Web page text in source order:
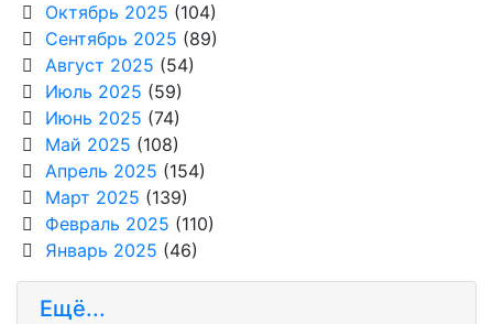
Октябрь 2025 (104)
Сентябрь 2025 (89)
Август 2025 (54)
Июль 2025 (59)
Июнь 2025 (74)
Май 2025 (108)
Апрель 2025 (154)
Март 2025 (139)
Февраль 2025 (110)
Январь 2025 (46)
Ещё...